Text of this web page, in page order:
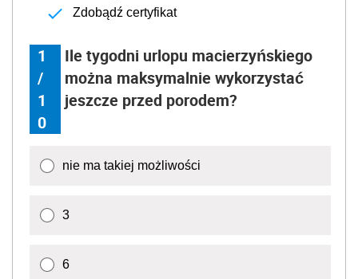
Zdobądź certyfikat
1
/
1
0
Ile tygodni urlopu macierzyńskiego
można maksymalnie wykorzystać
jeszcze przed porodem?
nie ma takiej możliwości
3
6